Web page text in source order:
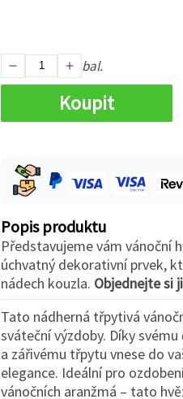
bal.
Koupit
Popis produktu
Představujeme vám vánoční
úchvatný dekorativní prvek,
nádech kouzla. Objednejte si
Tato nádherná třpytivá
sváteční výzdoby. Díky
a zářivému třpytu vnese do
elegance. Ideální pro
vánočních aranžmá – tato